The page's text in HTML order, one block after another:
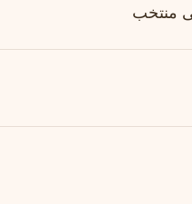
منتخب